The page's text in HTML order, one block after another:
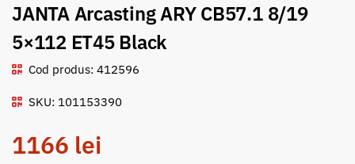
JANTA Arcasting ARY CB57.1 8/19
5×112 ET45 Black
Cod produs: 412596
SKU: 101153390
1166 lei